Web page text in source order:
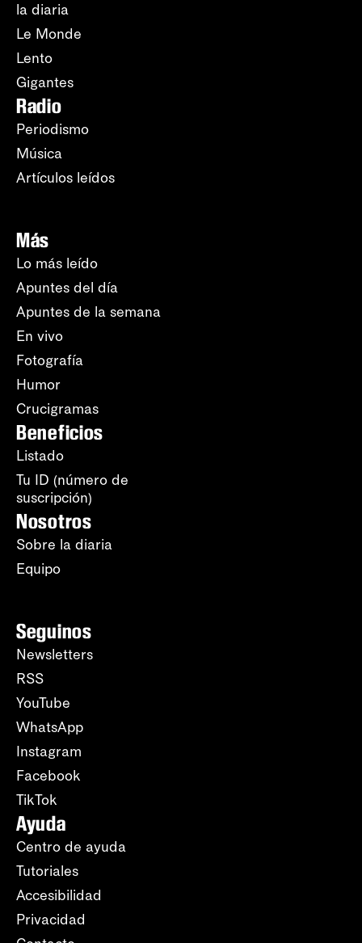
la diaria
Le Monde
Lento
Gigantes
Radio
Periodismo
Música
Artículos leídos
Más
Lo más leído
Apuntes del día
Apuntes de la semana
En vivo
Fotografía
Humor
Crucigramas
Beneficios
Listado
Tu ID (número de
suscripción)
Nosotros
Sobre la diaria
Equipo
Seguinos
Newsletters
RSS
YouTube
WhatsApp
Instagram
Facebook
TikTok
Ayuda
Centro de ayuda
Tutoriales
Accesibilidad
Privacidad